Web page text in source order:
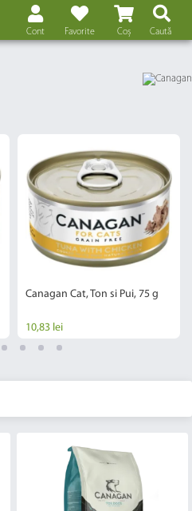
Coș
Favorite
Cont Caută
Canagan Cat, Ton si Pui, 75 g
10,83 lei